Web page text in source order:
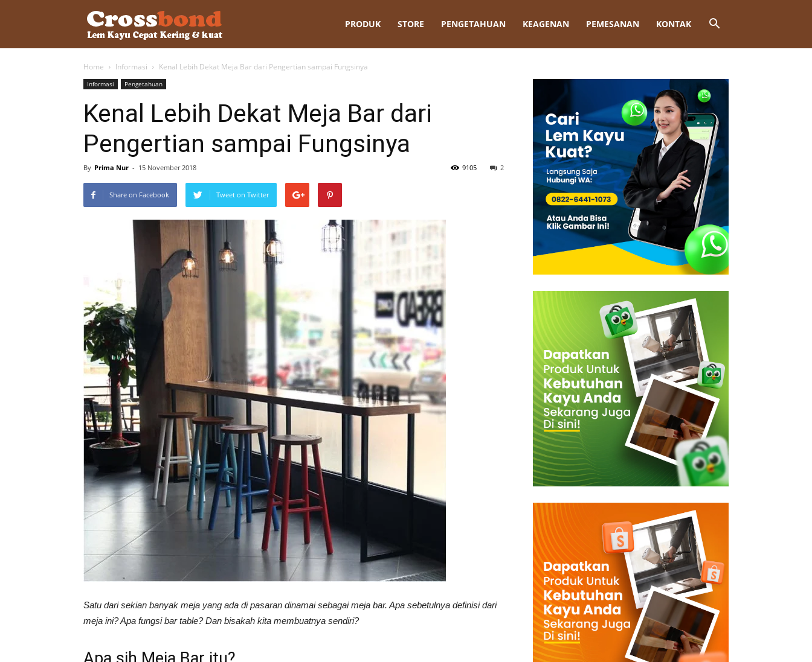
–
Lem
Kertas,
Cepat
Kuat
&
Tahan
Lama
PRODUK STORE PENGETAHUAN KEAGENAN PEMESANAN KONTAK
Home Informasi Kenal Lebih Dekat Meja Bar dari Pengertian sampai Fungsinya
Informasi Pengetahuan
Kenal Lebih Dekat Meja Bar dari
Pengertian sampai Fungsinya
By Prima Nur - 15 November 2018 2
9105
Share on Facebook Tweet on Twitter
Satu dari sekian banyak meja yang ada di pasaran dinamai sebagai meja bar. Apa sebetulnya definisi dari
meja ini? Apa fungsi bar table? Dan bisakah kita membuatnya sendiri?